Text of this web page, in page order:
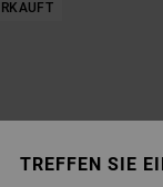
TREFFEN SIE